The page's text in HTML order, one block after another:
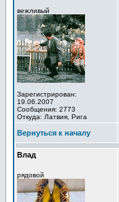
вежливый
Зарегистрирован:
19.06.2007
Сообщения: 2773
Откуда: Латвия, Рига
Вернуться к началу
Влад
рядовой